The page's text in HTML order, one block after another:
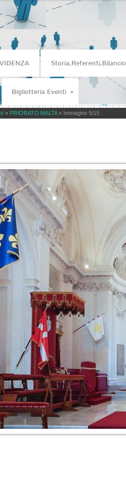
Storia,Referenti,Bilancio
Biglietteria Eventi
» PRIORATO MALTA» Immagine 5/15